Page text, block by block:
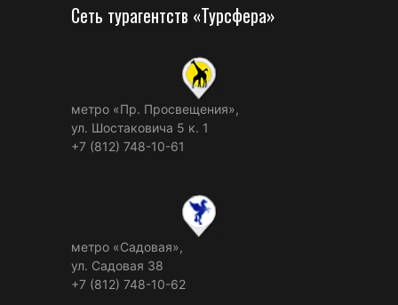
Сеть турагентств «Турсфера»
метро «Пр. Просвещения»,
ул. Шостаковича 5 к. 1
+7 (812) 748-10-61
метро «Садовая»,
ул. Садовая 38
+7 (812) 748-10-62